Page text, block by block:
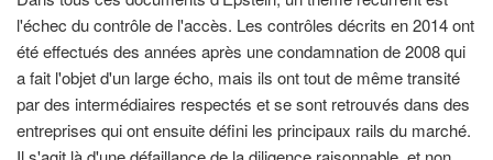
l'échec du contrôle de l'accès. Les contrôles décrits en 2014 ont
été effectués des années après une condamnation de 2008 qui
a fait l'objet d'un large écho, mais ils ont tout de même transité
par des intermédiaires respectés et se sont retrouvés dans des
entreprises qui ont ensuite défini les principaux rails du marché.